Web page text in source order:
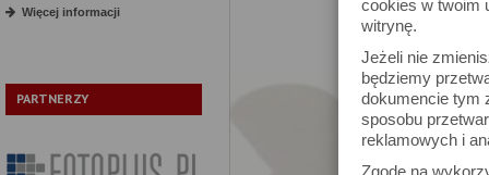
cookies w twoim
witrynę.
Jeżeli nie
będziemy
dokumencie tym
sposobu
reklamowych i
Zgodę na
Więcej informacji
PARTNERZY